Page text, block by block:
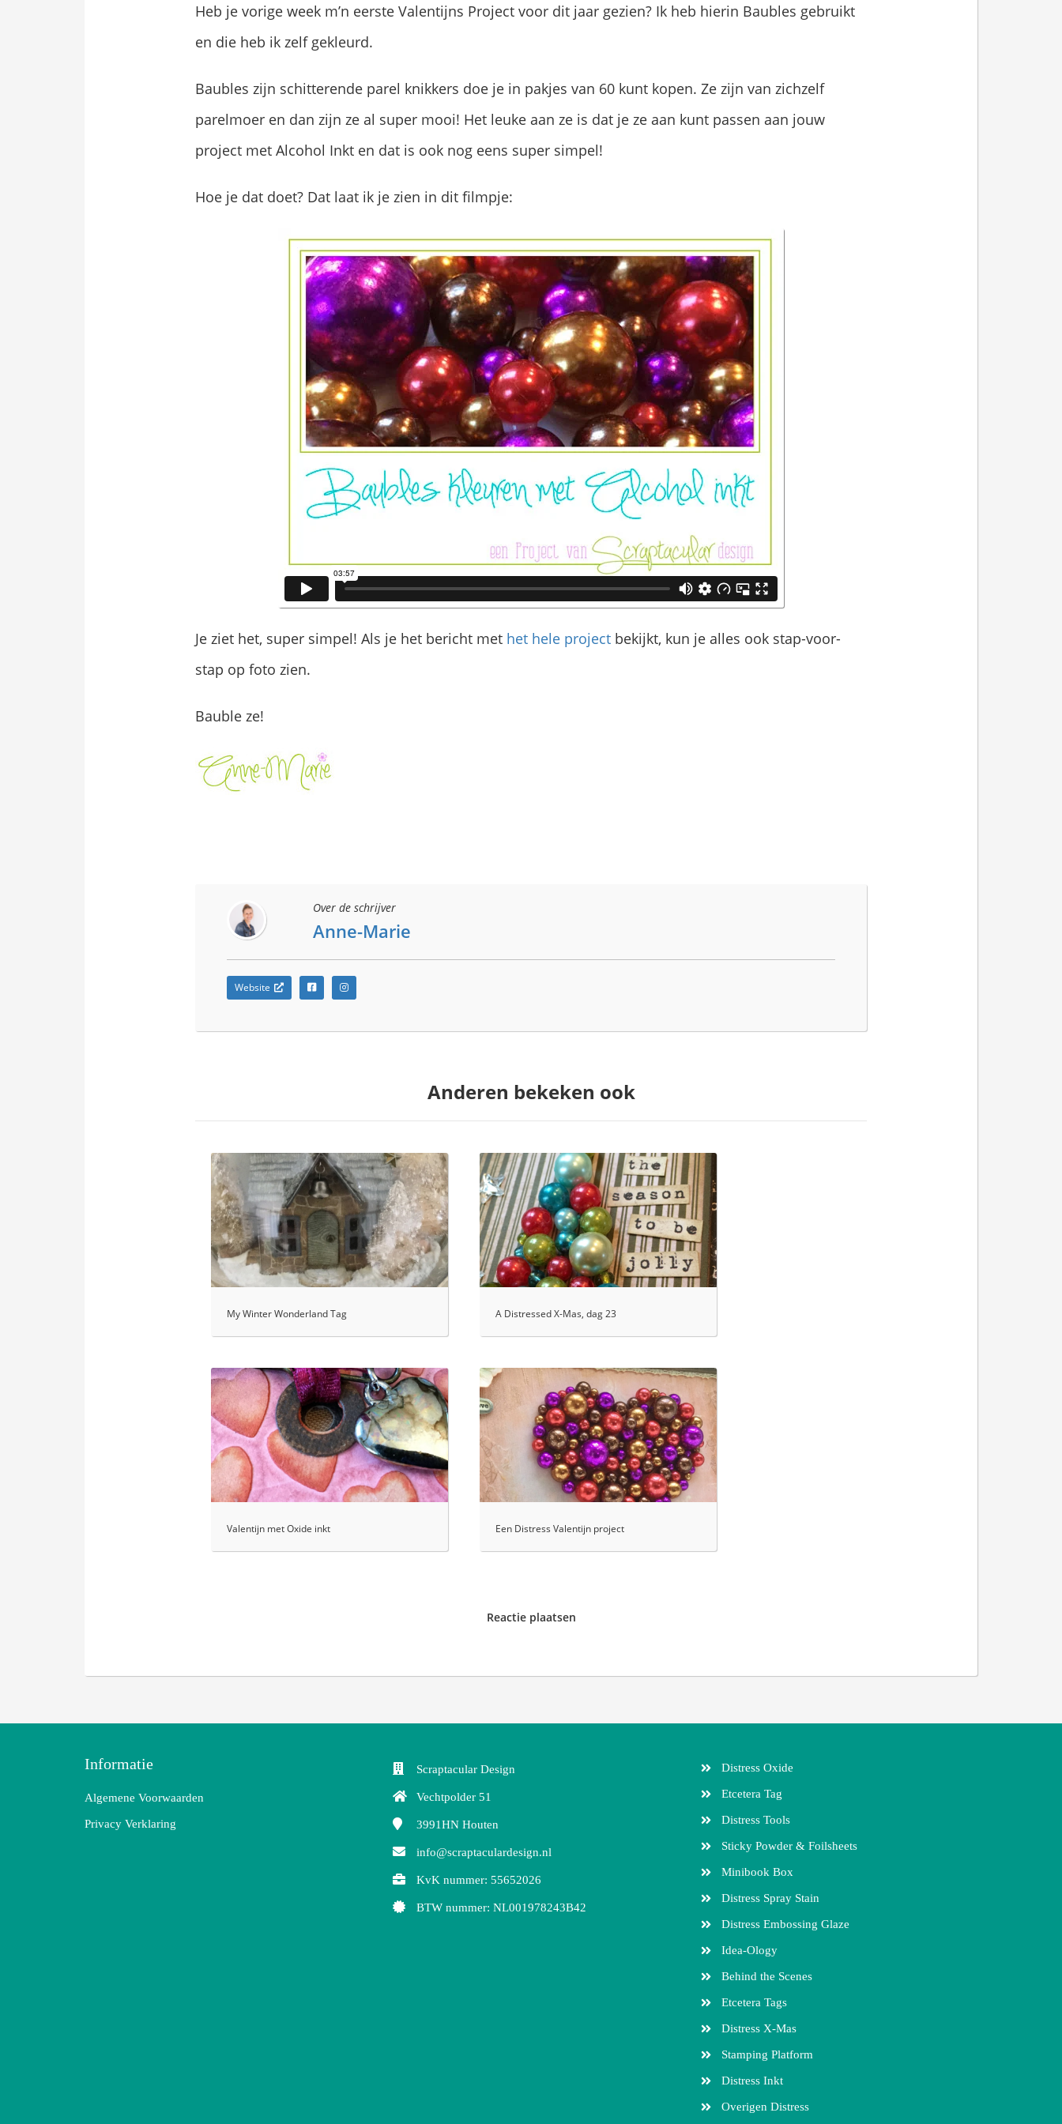
Heb je vorige week m’n eerste Valentijns Project voor dit jaar gezien? Ik heb hierin Baubles gebruikt
en die heb ik zelf gekleurd.
Baubles zijn schitterende parel knikkers doe je in pakjes van 60 kunt kopen. Ze zijn van zichzelf
parelmoer en dan zijn ze al super mooi! Het leuke aan ze is dat je ze aan kunt passen aan jouw
project met Alcohol Inkt en dat is ook nog eens super simpel!
Hoe je dat doet? Dat laat ik je zien in dit filmpje:
Je ziet het, super simpel! Als je het bericht met het hele project bekijkt, kun je alles ook stap-voor-
stap op foto zien.
Bauble ze!
Over de schrijver
Anne-Marie
Website
Anderen bekeken ook
My Winter Wonderland Tag A Distressed X-Mas, dag 23
Valentijn met Oxide inkt Een Distress Valentijn project
Reactie plaatsen
Informatie
Algemene Voorwaarden
Privacy Verklaring
Scraptacular Design
Vechtpolder 51
3991HN Houten
info@scraptaculardesign.nl
KvK nummer: 55652026
BTW nummer: NL001978243B42
Distress Oxide
Etcetera Tag
Distress Tools
Sticky Powder & Foilsheets
Minibook Box
Distress Spray Stain
Distress Embossing Glaze
Idea-Ology
Behind the Scenes
Etcetera Tags
Distress X-Mas
Stamping Platform
Distress Inkt
Overigen Distress